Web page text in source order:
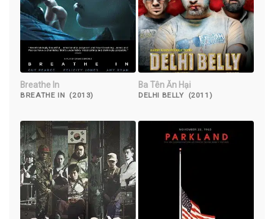
Breathe In
BREATHE IN (2013)
Ba Tên Ăn Hại
DELHI BELLY (2011)